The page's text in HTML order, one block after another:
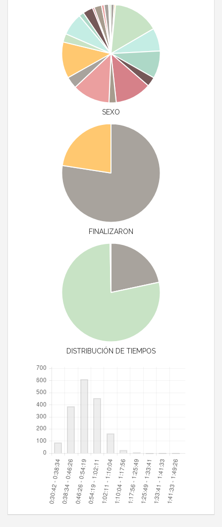
SEXO
FINALIZARON
DISTRIBUCIÓN DE TIEMPOS